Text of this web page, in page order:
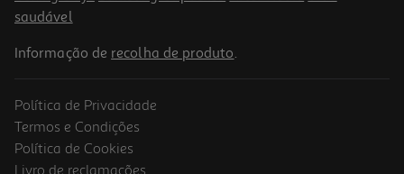
saudável
Informação de recolha de produto.
Política de Privacidade
Termos e Condições
Política de Cookies
Livro de reclamações